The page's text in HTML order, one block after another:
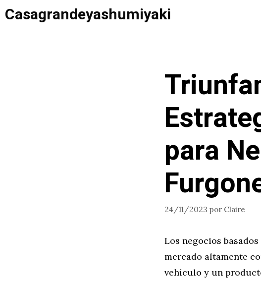
Saltar
Casagrandeyashumiyaki
para
24/11/2023 por Claire
Los negocios
mercado altamente
vehículo y un